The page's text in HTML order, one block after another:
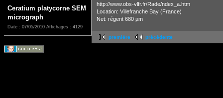
Ceratium platycorne SEM
micrograph
Date : 07/05/2010 Affichages : 4129
http://www.obs-vlfr.fr/Rade/ndex_a.htm
Location: Villefranche Bay (France)
Net: régent 680 µm
première précédente